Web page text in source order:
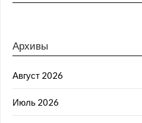
Архивы
Август 2026
Июль 2026